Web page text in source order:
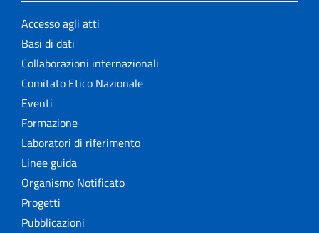
Accesso agli atti
Basi di dati
Collaborazioni internazionali
Comitato Etico Nazionale
Eventi
Formazione
Laboratori di riferimento
Linee guida
Organismo Notificato
Progetti
Pubblicazioni